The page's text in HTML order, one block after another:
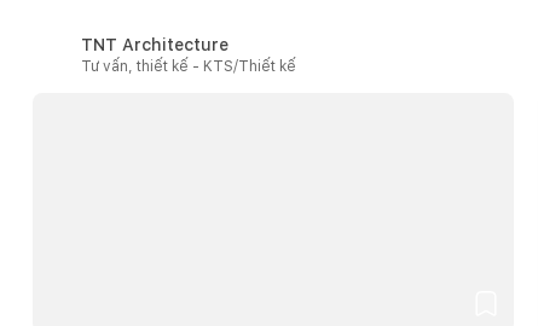
TNT Architecture
Tư vấn, thiết kế - KTS/Thiết kế